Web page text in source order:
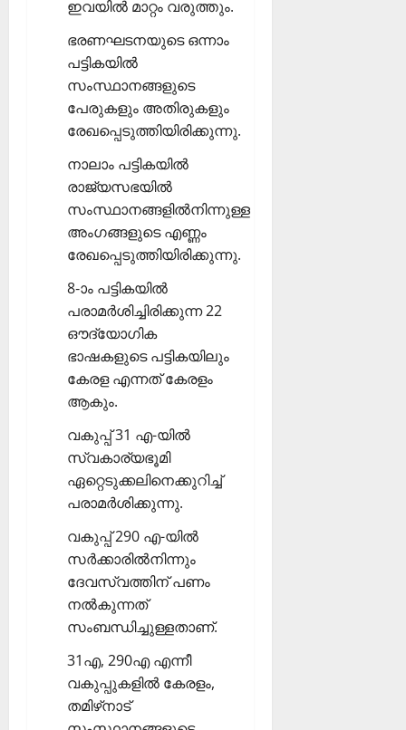
ഇവയില്‍ മാറ്റം വരുത്തും.
ഭരണഘടനയുടെ ഒന്നാം
പട്ടികയില്‍
സംസ്ഥാനങ്ങളുടെ
പേരുകളും അതിരുകളും
രേഖപ്പെടുത്തിയിരിക്കുന്നു.
നാലാം പട്ടികയില്‍
രാജ്യസഭയില്‍
സംസ്ഥാനങ്ങളില്‍നിന്നുള്ള
അംഗങ്ങളുടെ എണ്ണം
രേഖപ്പെടുത്തിയിരിക്കുന്നു.
8-ാം പട്ടികയില്‍
പരാമര്‍ശിച്ചിരിക്കുന്ന 22
ഔദ്യോഗിക
ഭാഷകളുടെ പട്ടികയിലും
കേരള എന്നത് കേരളം
ആകും.
വകുപ്പ് 31 എ-യില്‍
സ്വകാര്യഭൂമി
ഏറ്റെടുക്കലിനെക്കുറിച്ച്
പരാമര്‍ശിക്കുന്നു.
വകുപ്പ് 290 എ-യില്‍
സര്‍ക്കാരില്‍നിന്നും
ദേവസ്വത്തിന് പണം
നല്‍കുന്നത്
സംബന്ധിച്ചുള്ളതാണ്.
31എ, 290എ എന്നീ
വകുപ്പുകളില്‍ കേരളം,
തമിഴ്‌നാട്